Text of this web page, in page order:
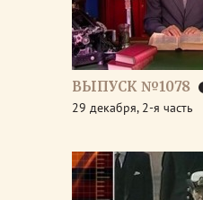
ВЫПУСК №1078
29 декабря, 2-я часть